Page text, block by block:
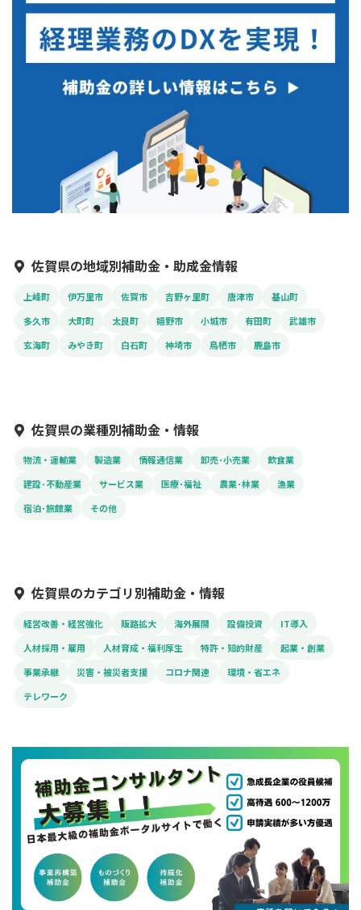
佐賀県の地域別補助金・助成金情報
上峰町 伊万里市 佐賀市 吉野ヶ里町 唐津市
基山町
多久市
大町町 太良町 嬉野市 小城市 有田町
武雄市
玄海町
みやき町 白石町 神埼市 鳥栖市 鹿島市
佐賀県の業種別補助金・情報
物流・運輸業 製造業 情報通信業 卸売･小売業
飲食業
建設･不動産業
サービス業 医療･福祉 農業･林業
漁業
宿泊･旅館業
その他
佐賀県のカテゴリ別補助金・情報
経営改善・経営強化 販路拡大 海外展開 設備投資
IT導入
人材採用・雇用
人材育成・福利厚生 特許・知的財産
起業・創業
事業承継
災害・被災者支援 コロナ関連
環境・省エネ
テレワーク